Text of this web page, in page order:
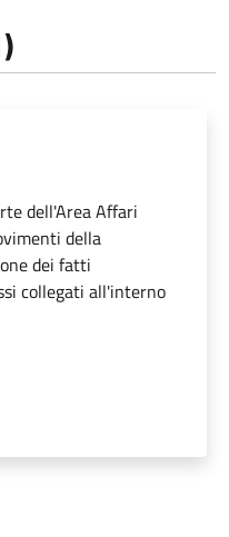
dell'Area Affari
della
dei fatti
collegati all'interno